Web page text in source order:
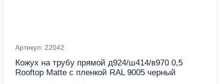
Артикул: 22042
Кожух на трубу прямой д924/ш414/в970 0,5
Rooftop Matte с пленкой RAL 9005 черный